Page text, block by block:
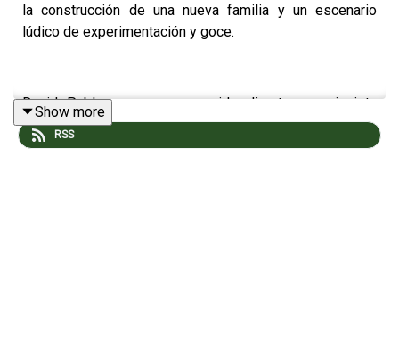
la construcción de una nueva familia y un escenario
lúdico de experimentación y goce.
David Pablos es un reconocido director y guionista
mexicano que, a lo largo de casi veinte años, ha
explorado los campos de la ficción y el documental. La
Show more
RSS